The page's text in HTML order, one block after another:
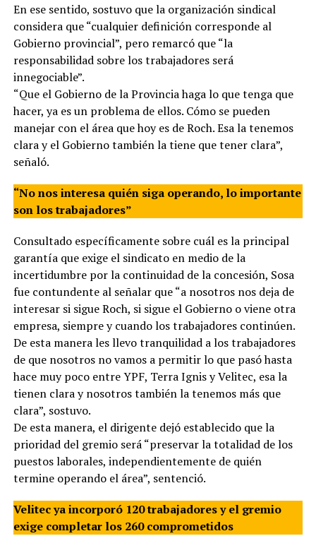
En ese sentido, sostuvo que la organización sindical
considera que “cualquier definición corresponde al
Gobierno provincial”, pero remarcó que “la
responsabilidad sobre los trabajadores será
innegociable”.
“Que el Gobierno de la Provincia haga lo que tenga que
hacer, ya es un problema de ellos. Cómo se pueden
manejar con el área que hoy es de Roch. Esa la tenemos
clara y el Gobierno también la tiene que tener clara”,
señaló.
“No nos interesa quién siga operando, lo importante
son los trabajadores”
Consultado específicamente sobre cuál es la principal
garantía que exige el sindicato en medio de la
incertidumbre por la continuidad de la concesión, Sosa
fue contundente al señalar que “a nosotros nos deja de
interesar si sigue Roch, si sigue el Gobierno o viene otra
empresa, siempre y cuando los trabajadores continúen.
De esta manera les llevo tranquilidad a los trabajadores
de que nosotros no vamos a permitir lo que pasó hasta
hace muy poco entre YPF, Terra Ignis y Velitec, esa la
tienen clara y nosotros también la tenemos más que
clara”, sostuvo.
De esta manera, el dirigente dejó establecido que la
prioridad del gremio será “preservar la totalidad de los
puestos laborales, independientemente de quién
termine operando el área”, sentenció.
Velitec ya incorporó 120 trabajadores y el gremio
exige completar los 260 comprometidos